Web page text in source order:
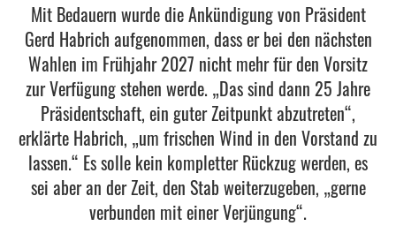
Mit Bedauern wurde die Ankündigung von Präsident
Gerd Habrich aufgenommen, dass er bei den nächsten
Wahlen im Frühjahr 2027 nicht mehr für den Vorsitz
zur Verfügung stehen werde. „Das sind dann 25 Jahre
Präsidentschaft, ein guter Zeitpunkt abzutreten“,
erklärte Habrich, „um frischen Wind in den Vorstand zu
lassen.“ Es solle kein kompletter Rückzug werden, es
sei aber an der Zeit, den Stab weiterzugeben, „gerne
verbunden mit einer Verjüngung“.